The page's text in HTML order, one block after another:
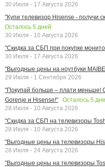
30 Июля - 17 Августа 2026
"Купи телевизор Hisense - получи
Осталось 5 дней
30 Июля - 10 Августа 2026
"Скидка за СБП при покупке
30 Июля - 17 Августа 2026
"Выгодные цены на ноутбуки
29 Июля - 1 Сентября 2026
"Покупай больше – плати меньше!
Gorenje и Hisense!"
Осталось 5
28 Июля - 10 Августа 2026
"Скидка за СБП на телевизоры
28 Июля - 10 Августа 2026
"Выгодные цены на телевизоры
28 Июля - 24 Августа 2026
"Выгодные цены на телевизоры